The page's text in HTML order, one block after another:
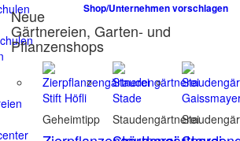
Shop/Unternehmen vorschlagen
Neue
Gärtnereien, Garten- und
Pflanzenshops
Geheimtipp Staudengärtnerei